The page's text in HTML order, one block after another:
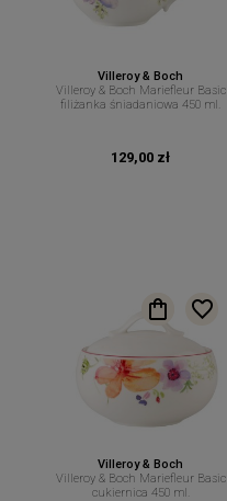
Villeroy & Boch
Villeroy & Boch Mariefleur Basic
filiżanka śniadaniowa 450 ml.
129,00 zł
Villeroy & Boch
Villeroy & Boch Mariefleur Basic
cukiernica 450 ml.